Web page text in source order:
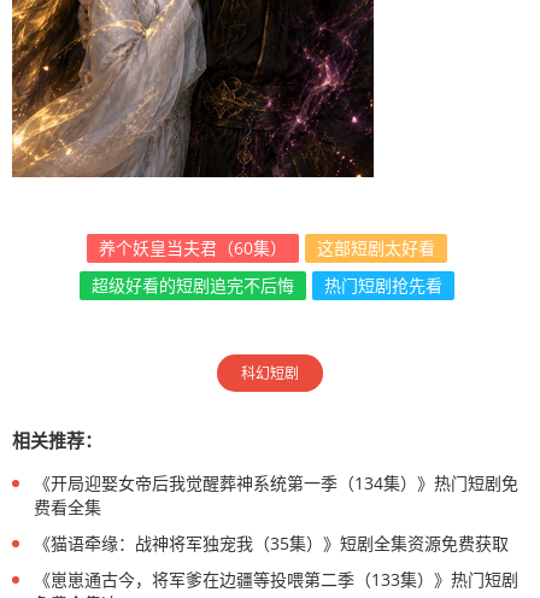
养个妖皇当夫君（60集）
这部短剧太好看
超级好看的短剧追完不后悔
热门短剧抢先看
科幻短剧
相关推荐：
《开局迎娶女帝后我觉醒葬神系统第一季（134集）》热门短剧免
费看全集
《猫语牵缘：战神将军独宠我（35集）》短剧全集资源免费获取
《崽崽通古今，将军爹在边疆等投喂第二季（133集）》热门短剧